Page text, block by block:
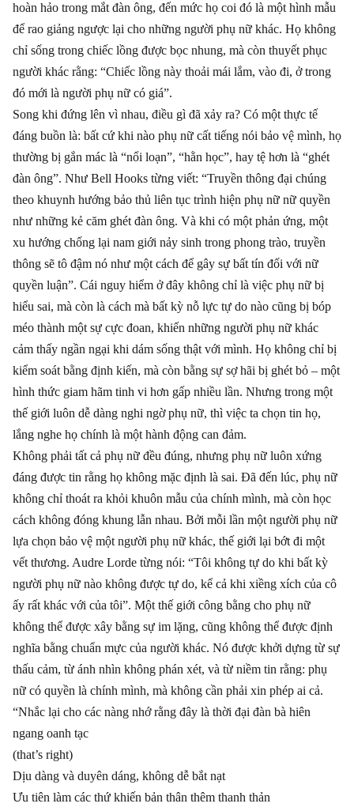
hoàn hảo trong mắt đàn ông, đến mức họ coi đó là một hình mẫu
để rao giảng ngược lại cho những người phụ nữ khác. Họ không
chỉ sống trong chiếc lồng được bọc nhung, mà còn thuyết phục
người khác rằng: “Chiếc lồng này thoải mái lắm, vào đi, ở trong
đó mới là người phụ nữ có giá”.
Song khi đứng lên vì nhau, điều gì đã xảy ra? Có một thực tế
đáng buồn là: bất cứ khi nào phụ nữ cất tiếng nói bảo vệ mình, họ
thường bị gắn mác là “nổi loạn”, “hằn học”, hay tệ hơn là “ghét
đàn ông”. Như Bell Hooks từng viết: “Truyền thông đại chúng
theo khuynh hướng bảo thủ liên tục trình hiện phụ nữ nữ quyền
như những kẻ căm ghét đàn ông. Và khi có một phản ứng, một
xu hướng chống lại nam giới nảy sinh trong phong trào, truyền
thông sẽ tô đậm nó như một cách để gây sự bất tín đối với nữ
quyền luận”. Cái nguy hiểm ở đây không chỉ là việc phụ nữ bị
hiểu sai, mà còn là cách mà bất kỳ nỗ lực tự do nào cũng bị bóp
méo thành một sự cực đoan, khiến những người phụ nữ khác
cảm thấy ngần ngại khi dám sống thật với mình. Họ không chỉ bị
kiểm soát bằng định kiến, mà còn bằng sự sợ hãi bị ghét bỏ – một
hình thức giam hãm tinh vi hơn gấp nhiều lần. Nhưng trong một
thế giới luôn dễ dàng nghi ngờ phụ nữ, thì việc ta chọn tin họ,
lắng nghe họ chính là một hành động can đảm.
Không phải tất cả phụ nữ đều đúng, nhưng phụ nữ luôn xứng
đáng được tin rằng họ không mặc định là sai. Đã đến lúc, phụ nữ
không chỉ thoát ra khỏi khuôn mẫu của chính mình, mà còn học
cách không đóng khung lẫn nhau. Bởi mỗi lần một người phụ nữ
lựa chọn bảo vệ một người phụ nữ khác, thế giới lại bớt đi một
vết thương. Audre Lorde từng nói: “Tôi không tự do khi bất kỳ
người phụ nữ nào không được tự do, kể cả khi xiềng xích của cô
ấy rất khác với của tôi”. Một thế giới công bằng cho phụ nữ
không thể được xây bằng sự im lặng, cũng không thể được định
nghĩa bằng chuẩn mực của người khác. Nó được khởi dựng từ sự
thấu cảm, từ ánh nhìn không phán xét, và từ niềm tin rằng: phụ
nữ có quyền là chính mình, mà không cần phải xin phép ai cả.
“Nhắc lại cho các nàng nhớ rằng đây là thời đại đàn bà hiên
ngang oanh tạc
(that’s right)
Dịu dàng và duyên dáng, không dễ bắt nạt
Ưu tiên làm các thứ khiến bản thân thêm thanh thản